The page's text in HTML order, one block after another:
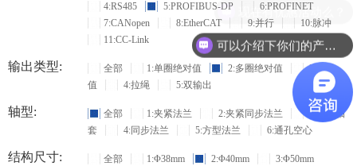
4:RS485
5:PROFIBUS-DP
6:PROFINET
7:CANopen
8:EtherCAT 9:并行
10:脉冲
11:CC-Link
输出类型: 全部 1:单圈绝对值 2:多圈绝对值
3:增量
值
4:拉绳 5:双输出
轴型: 全部 1:夹紧法兰 2:夹紧同步法兰
3:盲孔轴
套
4:同步法兰 5:方型法兰 6:通孔空心
结构尺寸: 全部 1:Φ38mm 2:Φ40mm
3:Φ50mm
可以介绍下你们的产品么？
现在有优惠活动么？